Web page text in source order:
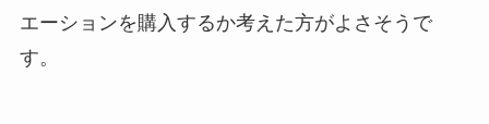
エーションを購入するか考えた方がよさそうで
す。